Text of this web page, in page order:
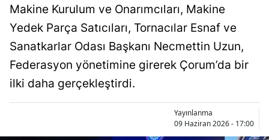
Bingöl
Bitlis
Bolu
Bursa
Makine Kurulum ve Onarımcıları, Makine
Yedek Parça Satıcıları, Tornacılar Esnaf ve
Sanatkarlar Odası Başkanı Necmettin Uzun,
Federasyon yönetimine girerek Çorum’da bir
ilki daha gerçekleştirdi.
Yayınlanma
09 Haziran 2026 - 17:00